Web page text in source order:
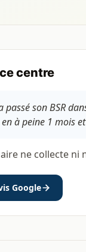
centre
passé son BSR
à peine 1 mois
ne collecte ni
Google